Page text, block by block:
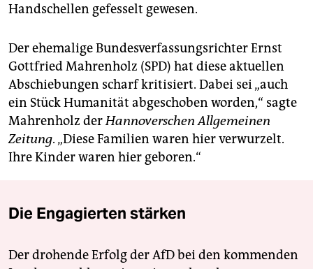
Handschellen gefesselt gewesen.
Der ehemalige Bundesverfassungsrichter Ernst
Gottfried Mahrenholz (SPD) hat diese aktuellen
Abschiebungen scharf kritisiert. Dabei sei „auch
ein Stück Humanität abgeschoben worden,“ sagte
Mahrenholz derHannoverschen Allgemeinen
Zeitung. „Diese Familien waren hier verwurzelt.
Ihre Kinder waren hier geboren.“
Die Engagierten stärken
Der drohende Erfolg der AfD bei den kommenden